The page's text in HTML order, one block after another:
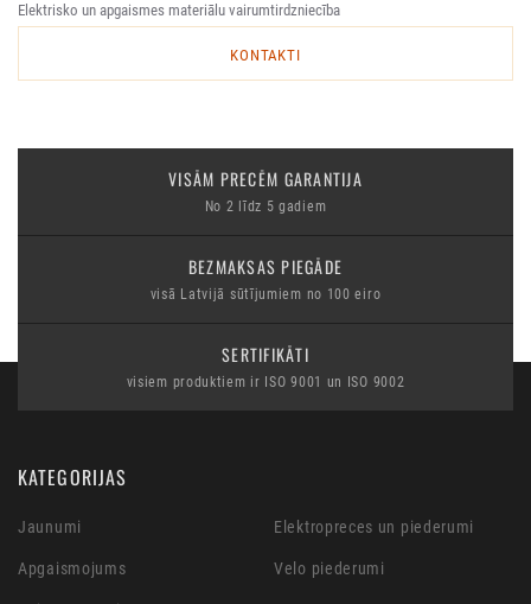
Elektrisko un apgaismes materiālu vairumtirdzniecība
KONTAKTI
VISĀM PRECĒM GARANTIJA
No 2 līdz 5 gadiem
BEZMAKSAS PIEGĀDE
visā Latvijā sūtījumiem no 100 eiro
SERTIFIKĀTI
visiem produktiem ir ISO 9001 un ISO 9002
KATEGORIJAS
Jaunumi
Apgaismojums
Elektropreces un piederumi
Velo piederumi